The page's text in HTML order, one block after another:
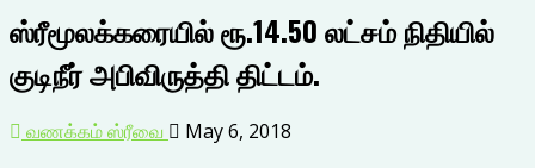
ஸ்ரீமூலக்கரையில் ரூ.14.50 லட்சம் நிதியில்
குடிநீர் அபிவிருத்தி திட்டம்.
வணக்கம் ஸ்ரீவை
May 6, 2018